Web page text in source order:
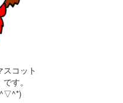
コット
です。